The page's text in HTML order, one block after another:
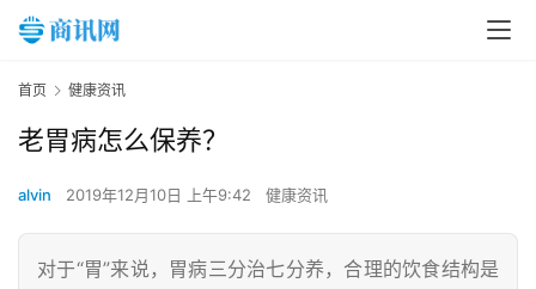
首页 健康资讯
老胃病怎么保养？
alvin 2019年12月10日 上午9:42 健康资讯
对于“胃”来说，胃病三分治七分养，合理的饮食结构是